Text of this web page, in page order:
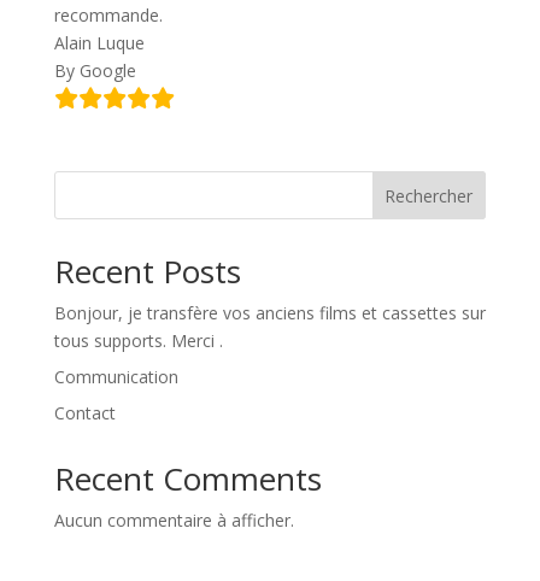
recommande.
Alain Luque
By Google
Rechercher
Recent Posts
Bonjour, je transfère vos anciens films et cassettes sur
tous supports. Merci .
Communication
Contact
Recent Comments
Aucun commentaire à afficher.